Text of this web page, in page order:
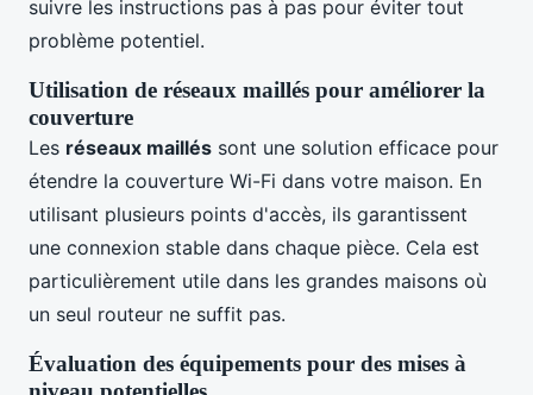
suivre les instructions pas à pas pour éviter tout
problème potentiel.
Utilisation de réseaux maillés pour améliorer la
couverture
Les réseaux maillés sont une solution efficace pour
étendre la couverture Wi-Fi dans votre maison. En
utilisant plusieurs points d'accès, ils garantissent
une connexion stable dans chaque pièce. Cela est
particulièrement utile dans les grandes maisons où
un seul routeur ne suffit pas.
Évaluation des équipements pour des mises à